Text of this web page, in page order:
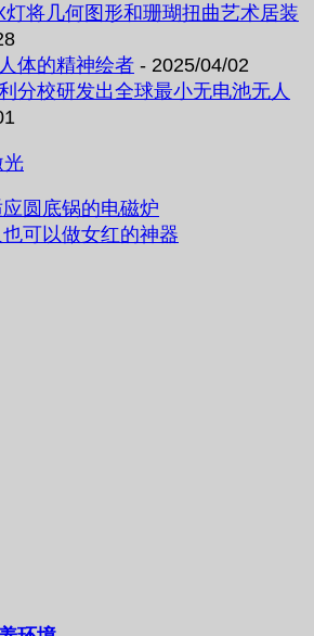
灯将几何图形和珊瑚扭曲艺术居装
体的精神绘者 - 2025/04/02
分校研发出全球最小无电池无人
光
圆底锅的电磁炉
可以做女红的神器